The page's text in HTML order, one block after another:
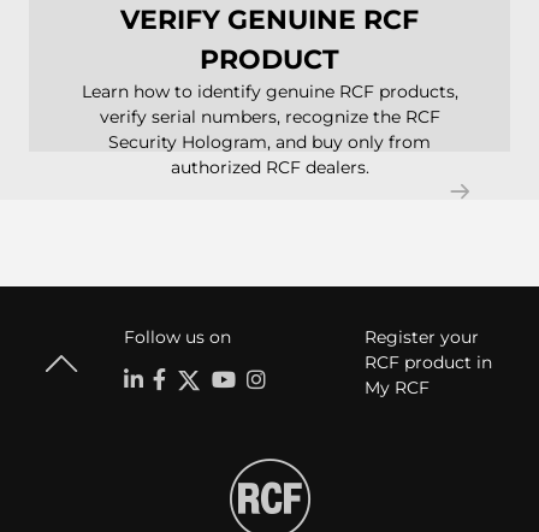
VERIFY GENUINE RCF
PRODUCT
Learn how to identify genuine RCF products,
verify serial numbers, recognize the RCF
Security Hologram, and buy only from
authorized RCF dealers.
Follow us on
Register your
RCF product in
My RCF